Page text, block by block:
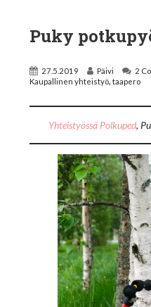
Puky
27.5.2019 Päivi 2
Kaupallinen yhteistyö,taapero
Yhteistyössä Polkuped,